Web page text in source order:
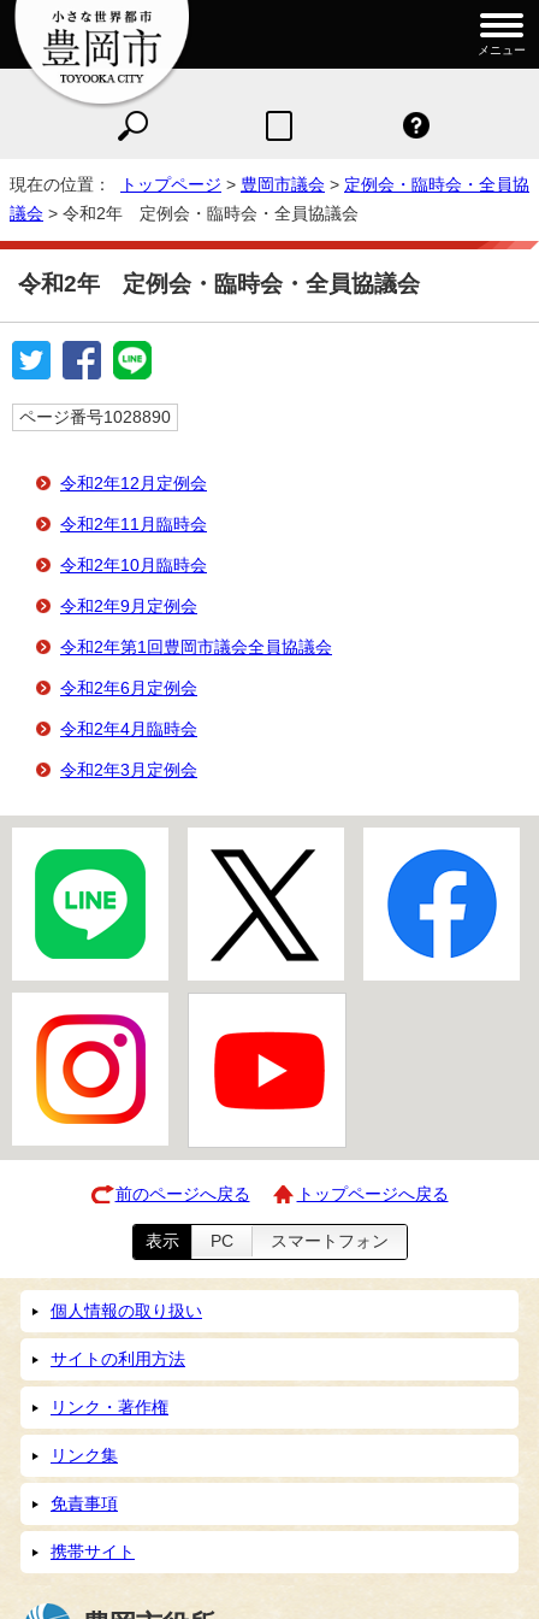
メニュー
現在の位置： トップページ > 豊岡市議会 > 定例会・臨時会・全員協
議会 > 令和2年 定例会・臨時会・全員協議会
令和2年 定例会・臨時会・全員協議会
ページ番号1028890
令和2年12月定例会
令和2年11月臨時会
令和2年10月臨時会
令和2年9月定例会
令和2年第1回豊岡市議会全員協議会
令和2年6月定例会
令和2年4月臨時会
令和2年3月定例会
前のページへ戻る トップページへ戻る
表示 PC スマートフォン
個人情報の取り扱い
サイトの利用方法
リンク・著作権
リンク集
免責事項
携帯サイト